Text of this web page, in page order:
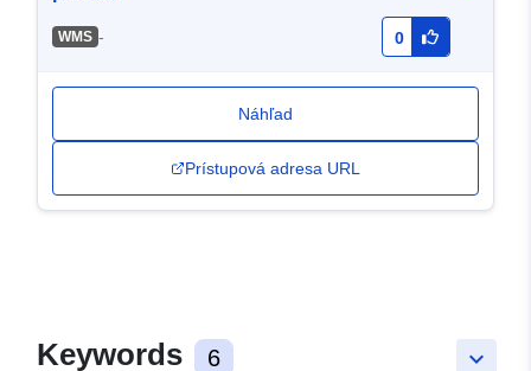
WMS - 0
Náhľad
Prístupová adresa URL
keyboard_arrow_down
Keywords 6